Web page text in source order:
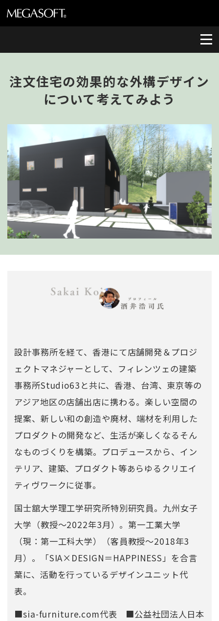
注文住宅の効果的な外構デザイン
について考えてみよう
設計事務所を経て、香港にて店舗開発＆プロジ
ェクトマネジャーとして、フィレンツェの建築
事務所Studio63と共に、香港、台湾、東京等の
アジア地区の店舗出店に携わる。楽しい空間の
提案、新しい和の創造や廃材、端材を利用した
プロダクトの開発など、生活が楽しくなるそん
なものづくりを構築。プロデュースから、イン
テリア、建築、プロダクト等あらゆるクリエイ
ティヴワークに従事。
国士舘大学理工学研究所特別研究員。九州女子
大学（教授～2022年3月）。第一工業大学
（現：第一工科大学）（客員教授～2018年3
月）。「SIA×DESIGN＝HAPPINESS」を合言
葉に、活動を行っているデザインユニット代
表。
■sia-furniture.com代表 ■公益社団法人日本